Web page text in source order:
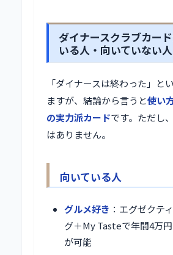
ダイナースクラブカー
いる人・向いていない人
「ダイナースは終わった」と
ますが、結論から言うと使い
の実力派カードです。ただし
はありません。
向いている人
グルメ好き ：エグゼクテ
グ＋My Tasteで年間4万
が可能